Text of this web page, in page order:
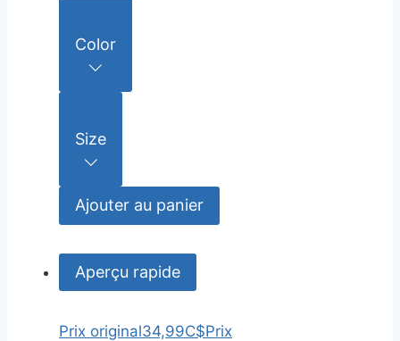
Color
Size
Ajouter au panier
Aperçu rapide
Prix original34,99C$Prix